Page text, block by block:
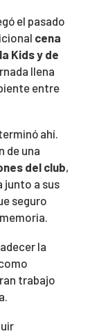
el pasado
cena
Kids y de
llena
entre
ahí.
de una
del club,
junto a sus
seguro
la
trabajo